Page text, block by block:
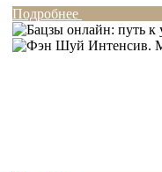
Подробнее